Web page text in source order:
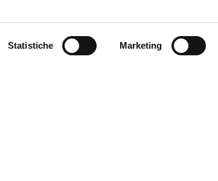
Statistiche Marketing
Follow us